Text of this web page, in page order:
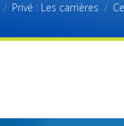
Privé : Les carrières